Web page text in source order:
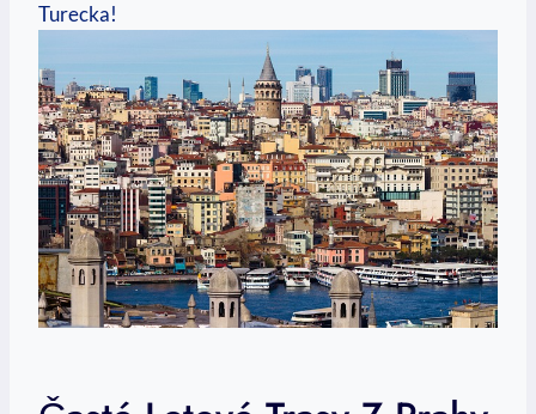
Turecka!